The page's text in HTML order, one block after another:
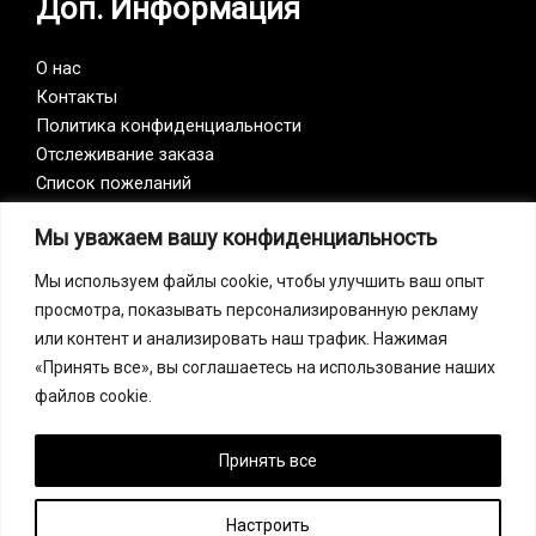
Мы уважаем вашу конфиденциальность
Мы используем файлы cookie, чтобы улучшить ваш опыт
просмотра, показывать персонализированную рекламу
или контент и анализировать наш трафик. Нажимая
«Принять все», вы соглашаетесь на использование наших
файлов cookie.
Настроить
Принять все
Доп. Информация
О нас
Контакты
Политика конфиденциальности
Отслеживание заказа
Список пожеланий
Vision Zero
Наша компания является участником инициативы
Vision Zero. Vision Zero — это качественно новый
подход к организации профилактики, объединяющий
три направления – безопасность, гигиену труда и
благополучие работников на всех уровнях